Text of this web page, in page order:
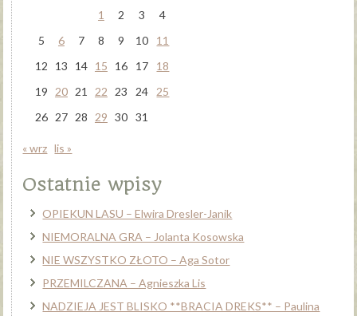
1
2 3
4
5
6 7 8 9 10
11
12
13 14 15 16 17
18
19
20 21 22 23 24
25
26 27 28 29 30 31
« wrz lis »
Ostatnie wpisy
OPIEKUN LASU – Elwira Dresler-Janik
NIEMORALNA GRA – Jolanta Kosowska
NIE WSZYSTKO ZŁOTO – Aga Sotor
PRZEMILCZANA – Agnieszka Lis
NADZIEJA JEST BLISKO **BRACIA DREKS** – Paulina